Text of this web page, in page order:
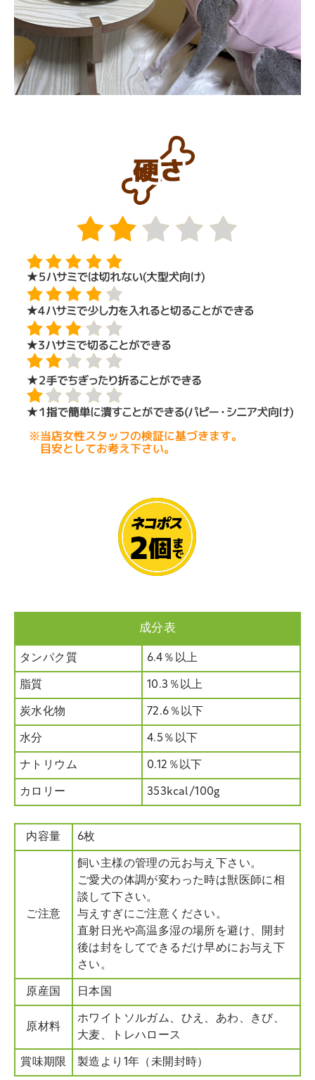
成分表
タンパク質 6.4％以上
脂質 10.3％以上
炭水化物 72.6％以下
水分 4.5％以下
ナトリウム 0.12％以下
カロリー 353kcal/100g
内容量 6枚
ご注意
飼い主様の管理の元お与え下さい。
ご愛犬の体調が変わった時は獣医師に相
談して下さい。
与えすぎにご注意ください。
直射日光や高温多湿の場所を避け、開封
後は封をしてできるだけ早めにお与え下
さい。
原産国 日本国
原材料
ホワイトソルガム、ひえ、あわ、きび、
大麦、トレハロース
賞味期限 製造より1年（未開封時）